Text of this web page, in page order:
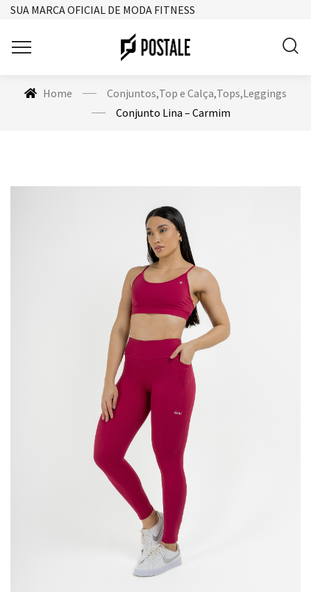
SUA MARCA OFICIAL DE MODA FITNESS
Home Conjuntos,Top e Calça,Tops,Leggings
Conjunto Lina – Carmim